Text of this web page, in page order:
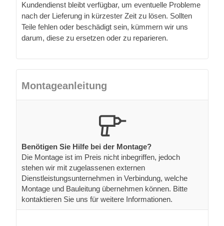
Kundendienst bleibt verfügbar, um eventuelle Probleme
nach der Lieferung in kürzester Zeit zu lösen. Sollten
Teile fehlen oder beschädigt sein, kümmern wir uns
darum, diese zu ersetzen oder zu reparieren.
Montageanleitung
Benötigen Sie Hilfe bei der Montage?
Die Montage ist im Preis nicht inbegriffen, jedoch
stehen wir mit zugelassenen externen
Dienstleistungsunternehmen in Verbindung, welche
Montage und Bauleitung übernehmen können. Bitte
kontaktieren Sie uns für weitere Informationen.